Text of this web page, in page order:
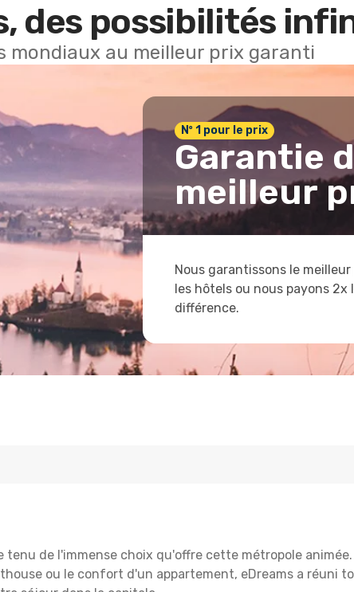
des possibilités
mondiaux au meilleur prix garanti
Nº 1 pour le prix
Garantie
meilleur
Nous garantissons le
les hôtels ou nous payons 2x
différence.
de l'immense choix qu'offre cette métropole animée.
ou le confort d'un appartement, eDreams a réuni